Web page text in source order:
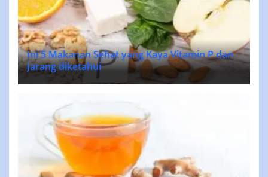
Ini 5 Makanan Sehat yang Kaya Vitamin P dan
Jarang diketahui